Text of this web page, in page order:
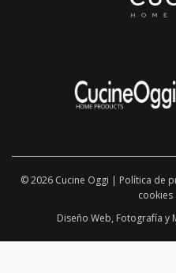
© 2026 Cucine Oggi | Política de
cookies
Diseño Web, Fotografía y